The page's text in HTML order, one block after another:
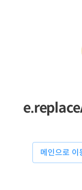
메인으로 이